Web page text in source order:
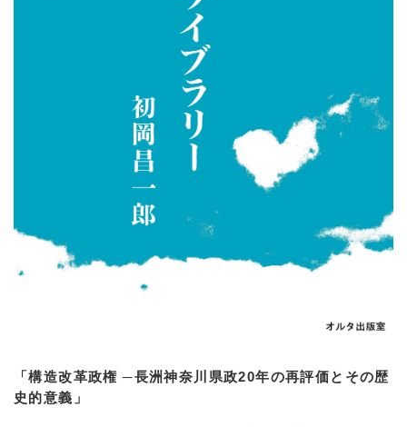
「構造改革政権 ─長洲神奈川県政20年の再評価とその歴
史的意義」